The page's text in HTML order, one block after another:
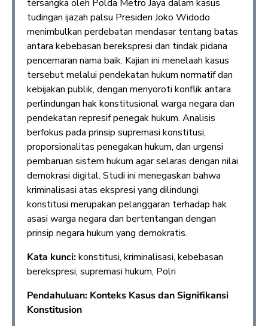
tersangka oleh Polda Metro Jaya dalam kasus
tudingan ijazah palsu Presiden Joko Widodo
menimbulkan perdebatan mendasar tentang batas
antara kebebasan berekspresi dan tindak pidana
pencemaran nama baik. Kajian ini menelaah kasus
tersebut melalui pendekatan hukum normatif dan
kebijakan publik, dengan menyoroti konflik antara
perlindungan hak konstitusional warga negara dan
pendekatan represif penegak hukum. Analisis
berfokus pada prinsip supremasi konstitusi,
proporsionalitas penegakan hukum, dan urgensi
pembaruan sistem hukum agar selaras dengan nilai
demokrasi digital. Studi ini menegaskan bahwa
kriminalisasi atas ekspresi yang dilindungi
konstitusi merupakan pelanggaran terhadap hak
asasi warga negara dan bertentangan dengan
prinsip negara hukum yang demokratis.
Kata kunci:konstitusi, kriminalisasi, kebebasan
berekspresi, supremasi hukum, Polri
Pendahuluan: Konteks Kasus dan Signifikansi
Konstitusion